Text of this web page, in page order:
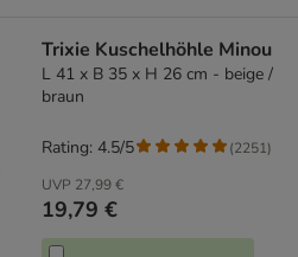
Trixie Kuschelhöhle Minou
L 41 x B 35 x H 26 cm - beige /
braun
UVP 27,99 €
19,79 €
Rating: 4.5/5 (2251)